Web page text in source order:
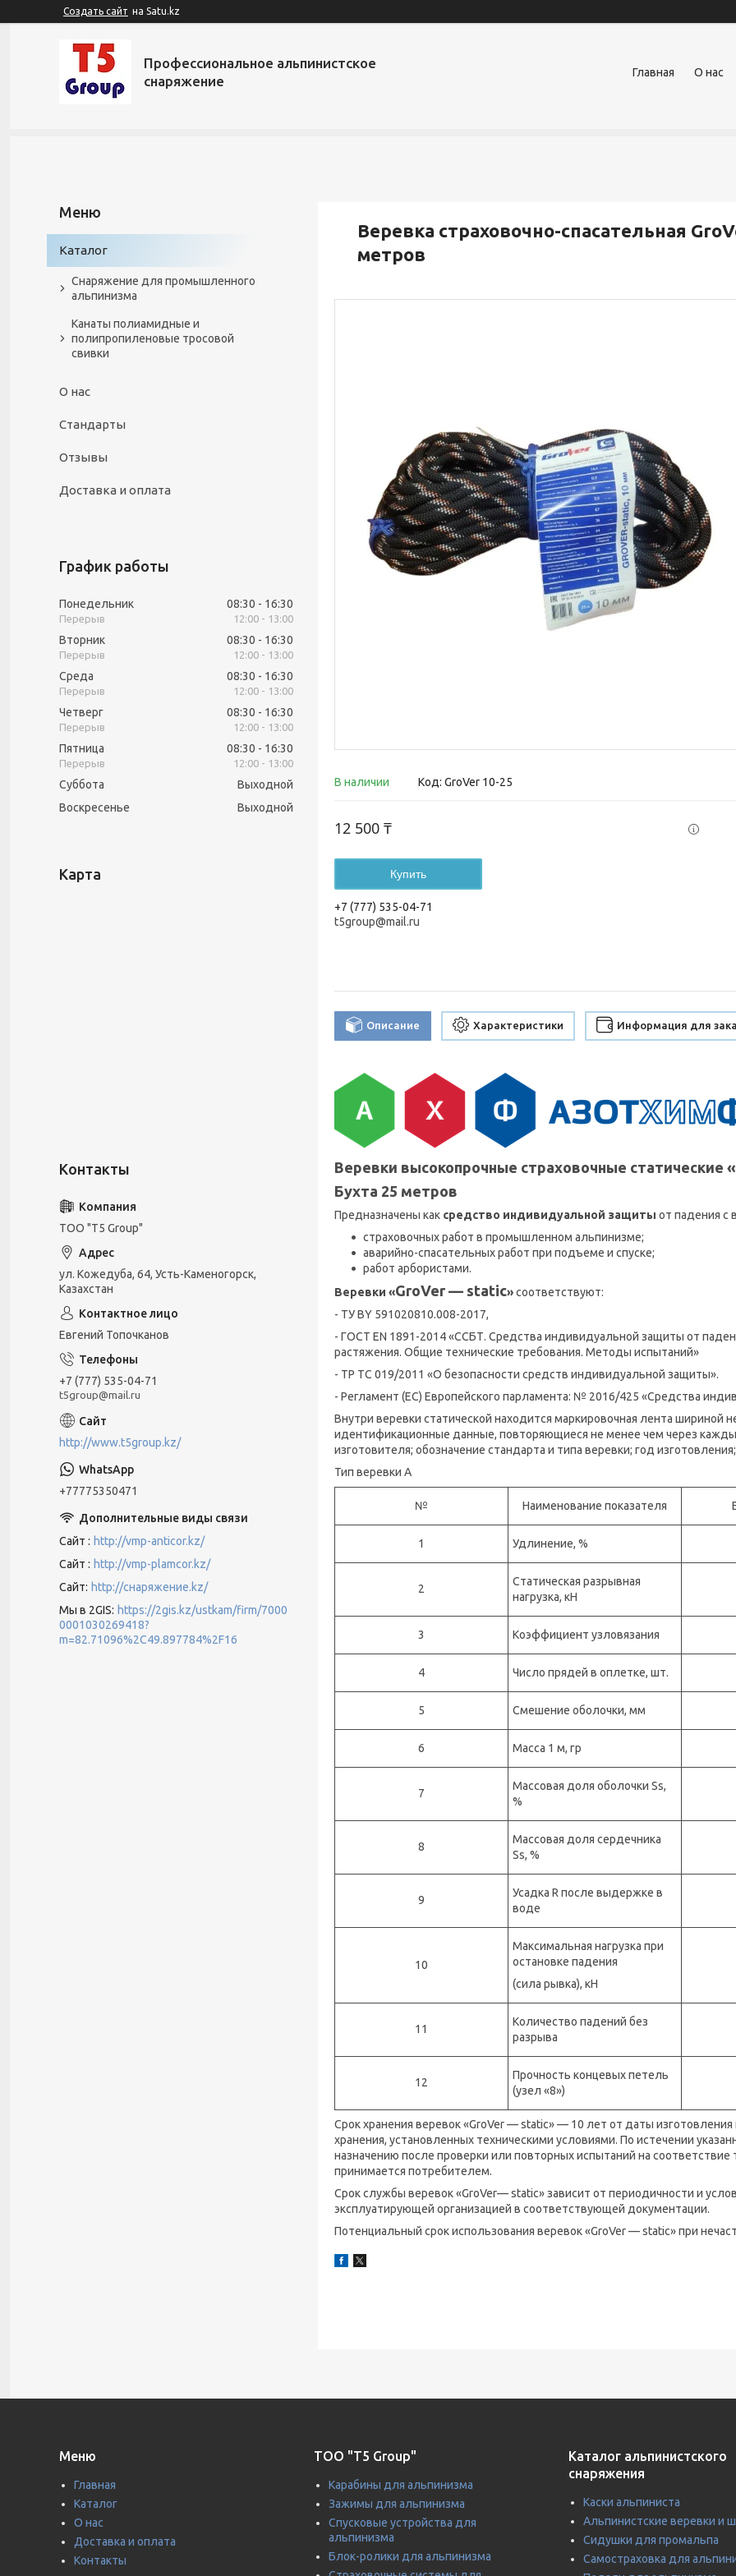
Создать сайт на Satu.kz
Профессиональное альпинистское
снаряжение
Главная О нас
Веревка страховочно-спасательная
метров
В наличии Код: GroVer 10-25
12 500 ₸
Купить
+7 (777) 535-04-71
t5group@mail.ru
Описание Характеристики Информация для
Веревки высокопрочные страховочные статические
Бухта 25 метров
Предназначены как средство индивидуальной защиты от падения с
страховочных работ в промышленном альпинизме;
аварийно-спасательных работ при подъеме и спуске;
работ арбористами.
Веревки «GroVer — static»соответствуют:
- ТУ BY 591020810.008-2017,
- ГОСТ ЕN 1891-2014 «ССБТ. Средства индивидуальной защиты от
растяжения. Общие технические требования. Методы испытаний»
- ТР ТС 019/2011 «О безопасности средств индивидуальной защиты».
- Регламент (ЕС) Европейского парламента: № 2016/425 «Средства
Внутри веревки статической находится маркировочная лента шириной
идентификационные данные, повторяющиеся не менее чем через
изготовителя; обозначение стандарта и типа веревки; год
Тип веревки А
№ Наименование показателя
1 Удлинение, %
2
Статическая разрывная
нагрузка, кН
3 Коэффициент узловязания
4 Число прядей в оплетке, шт.
5 Смешение оболочки, мм
6 Масса 1 м, гр
7
Массовая доля оболочки Ss,
%
8
Массовая доля сердечника
Ss, %
9
Усадка R после выдержке в
воде
10
Максимальная нагрузка при
остановке падения
(сила рывка), кН
11
Количество падений без
разрыва
12
Прочность концевых петель
(узел «8»)
Срок хранения веревок «GroVer — static» — 10 лет от даты
хранения, установленных техническими условиями. По истечении
назначению после проверки или повторных испытаний на
принимается потребителем.
Срок службы веревок «GroVer— static» зависит от периодичности и
эксплуатирующей организацией в соответствующей документации.
Потенциальный срок использования веревок «GroVer— static» при
Каталог
Снаряжение для промышленного
альпинизма
Канаты полиамидные и
полипропиленовые тросовой
свивки
О нас
Стандарты
Отзывы
Доставка и оплата
График работы
Понедельник 08:30 16:30
12:00 13:00
Вторник 08:30 16:30
12:00 13:00
Среда 08:30 16:30
12:00 13:00
Четверг 08:30 16:30
12:00 13:00
Пятница 08:30 16:30
12:00 13:00
Суббота
Выходной
Воскресенье
Выходной
Карта
ТОО "T5 Group"
ул. Кожедуба, 64, Усть-Каменогорск,
Казахстан
Евгений Топочканов
+7 (777) 535-04-71
t5group@mail.ru
http://www.t5group.kz/
+77775350471
Сайт
http://vmp-anticor.kz/
Сайт
http://vmp-plamcor.kz/
Сайт
http://снаряжение.kz/
Мы в 2GIS
https://2gis.kz/ustkam/firm/7000
0001030269418?
m=82.71096%2C49.897784%2F16
Меню
Главная
Каталог
О нас
Доставка и оплата
Контакты
ТОО "T5 Group"
Карабины для альпинизма
Зажимы для альпинизма
Спусковые устройства для
альпинизма
Блок-ролики для альпинизма
Каталог альпинистского
снаряжения
Каски альпиниста
Альпинистские веревки и
Сидушки для промальпа
Самостраховка для